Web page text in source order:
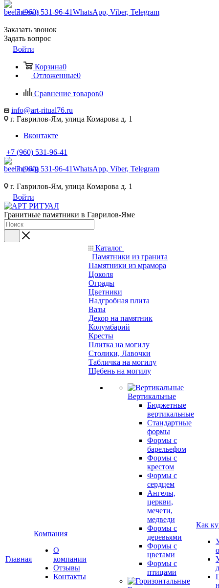
+7 (960) 531-96-41WhatsApp, Viber, Telegram
Заказать звонок
Задать вопрос
Войти
Корзина0
Отложенные0
Сравнение товаров0
info@art-ritual76.ru
г. Гаврилов-Ям, улица Комарова д. 1
Вконтакте
+7 (960) 531-96-41
+7 (960) 531-96-41WhatsApp, Viber, Telegram
г. Гаврилов-Ям, улица Комарова д. 1
Войти
Гранитные памятники в Гаврилов-Яме
Главная
Компания
О
компании
Отзывы
Контакты
Каталог
Памятники из гранита
Памятники из мрамора
Цоколя
Ограды
Цветники
Надгробная плита
Вазы
Декор на памятник
Колумбарий
Кресты
Плитка на могилу
Столики, Лавочки
Табличка на могилу
Щебень на могилу
Вертикальные
Бюджетные
вертикальные
Стандартные
формы
Формы с
барельефом
Формы с
крестом
Формы с
сердцем
Ангелы,
церкви,
мечети,
медведи
Формы с
деревьями
Формы с
цветами
Формы с
птицами
Как